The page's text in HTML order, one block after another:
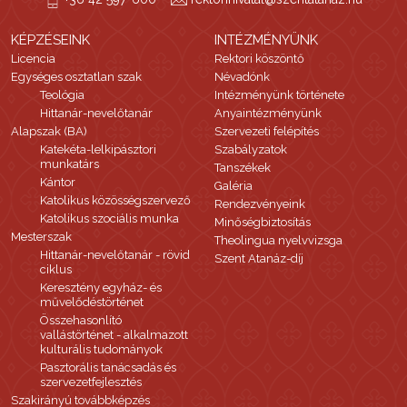
KÉPZÉSEINK
Licencia
Egységes osztatlan szak
Teológia
Hittanár-nevelőtanár
Alapszak (BA)
Katekéta-lelkipásztori
munkatárs
Kántor
Katolikus közösségszervező
Katolikus szociális munka
Mesterszak
Hittanár-nevelőtanár - rövid
ciklus
Keresztény egyház- és
művelődéstörténet
Összehasonlító
vallástörténet - alkalmazott
kulturális tudományok
Pasztorális tanácsadás és
szervezetfejlesztés
Szakirányú továbbképzés
INTÉZMÉNYÜNK
Rektori köszöntő
Névadónk
Intézményünk története
Anyaintézményünk
Szervezeti felépítés
Szabályzatok
Tanszékek
Galéria
Rendezvényeink
Minőségbiztosítás
Theolingua nyelvvizsga
Szent Atanáz-díj